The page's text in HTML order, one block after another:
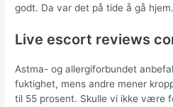
godt. Da var det på tide å gå hjem.
Live escort reviews
Astma- og allergi­forbundet
fuktighet, mens andre mener
til 55 prosent. Skulle vi ikke være